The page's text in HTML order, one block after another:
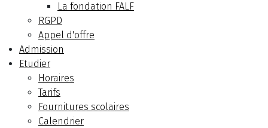
La fondation FALF
RGPD
Appel d'offre
Admission
Etudier
Horaires
Tarifs
Fournitures scolaires
Calendrier